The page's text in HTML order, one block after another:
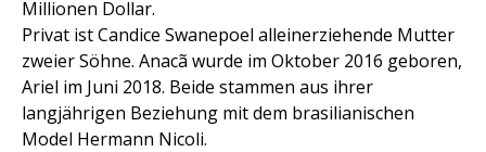
Millionen Dollar.
Privat ist Candice Swanepoel alleinerziehende Mutter
zweier Söhne. Anacã wurde im Oktober 2016 geboren,
Ariel im Juni 2018. Beide stammen aus ihrer
langjährigen Beziehung mit dem brasilianischen
Model Hermann Nicoli.